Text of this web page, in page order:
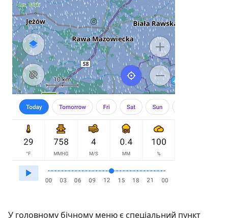
У головному бічному меню є спеціальний пункт